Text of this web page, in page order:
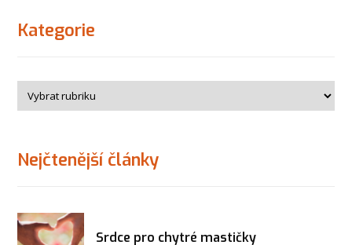
Kategorie
Nejčtenější články
Srdce pro chytré mastičky